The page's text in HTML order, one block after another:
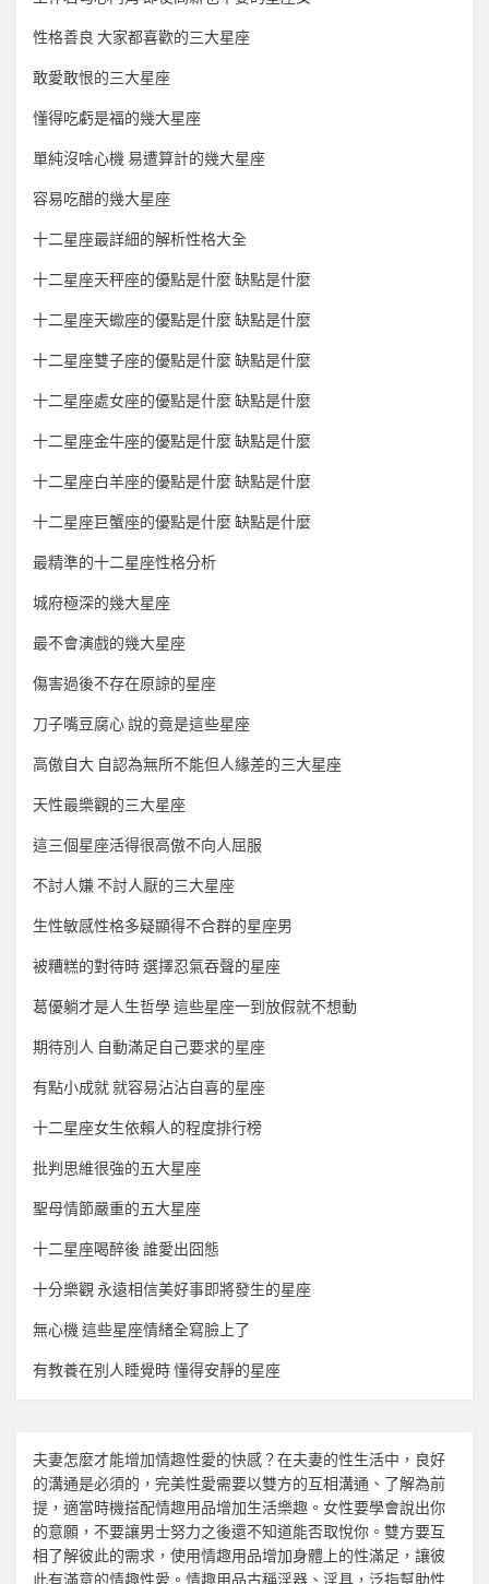
性格善良 大家都喜歡的三大星座
敢愛敢恨的三大星座
懂得吃虧是福的幾大星座
單純沒啥心機 易遭算計的幾大星座
容易吃醋的幾大星座
十二星座最詳細的解析性格大全
十二星座天秤座的優點是什麼 缺點是什麼
十二星座天蠍座的優點是什麼 缺點是什麼
十二星座雙子座的優點是什麼 缺點是什麼
十二星座處女座的優點是什麼 缺點是什麼
十二星座金牛座的優點是什麼 缺點是什麼
十二星座白羊座的優點是什麼 缺點是什麼
十二星座巨蟹座的優點是什麼 缺點是什麼
最精準的十二星座性格分析
城府極深的幾大星座
最不會演戲的幾大星座
傷害過後不存在原諒的星座
刀子嘴豆腐心 說的竟是這些星座
高傲自大 自認為無所不能但人緣差的三大星座
天性最樂觀的三大星座
這三個星座活得很高傲不向人屈服
不討人嫌 不討人厭的三大星座
生性敏感性格多疑顯得不合群的星座男
被糟糕的對待時 選擇忍氣吞聲的星座
葛優躺才是人生哲學 這些星座一到放假就不想動
期待別人 自動滿足自己要求的星座
有點小成就 就容易沾沾自喜的星座
十二星座女生依賴人的程度排行榜
批判思維很強的五大星座
聖母情節嚴重的五大星座
十二星座喝醉後 誰愛出囧態
十分樂觀 永遠相信美好事即將發生的星座
無心機 這些星座情緒全寫臉上了
有教養在別人睡覺時 懂得安靜的星座
夫妻怎麼才能增加情趣性愛的快感？在夫妻的性生活中，良好
的溝通是必須的，完美性愛需要以雙方的互相溝通、了解為前
提，適當時機搭配情趣用品增加生活樂趣。女性要學會說出你
的意願，不要讓男士努力之後還不知道能否取悅你。雙方要互
相了解彼此的需求，使用情趣用品增加身體上的性滿足，讓彼